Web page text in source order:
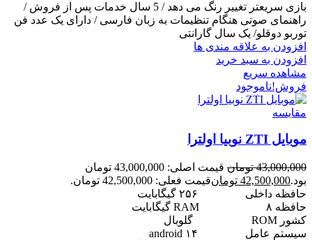
بازی سریعتر تغییر رنگ می دهد / 5 سال خدمات پس از فروش /
راهنمای صوتی هنگام تنظیمات به زبان فارسی / دارای یک عدد فن
توربو دوقلو/ یک سال گارانتی
افزودن به علاقه مندی ها
افزودن به سبد خرید
مشاهده سریع
فروش!ناموجود
مقایسه
موبایل ZTI نوبیا اولترا
43,000,000 تومان
قیمت اصلی: 43,000,000 تومان
بود.42,500,000 تومانقیمت فعلی: 42,500,000 تومان.
حافظه داخلی ۲۵۶ گیگابایت
حافظه RAM ۸ گیگابایت
کشور ROM
گلوبال
سیستم عامل android ۱۴